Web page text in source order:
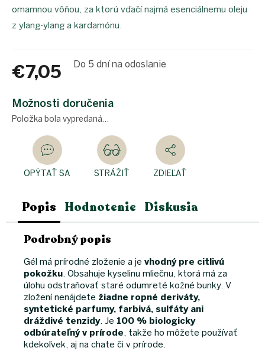
€7,05
cena:
Do 5 dní na odoslanie
Možnosti doručenia
Položka bola vypredaná…
omamnou vôňou, za ktorú vďačí najmä esenciálnemu oleju
z ylang-ylang a kardamónu.
OPÝTAŤ SA STRÁŽIŤ ZDIEĽAŤ
Popis Hodnotenie Diskusia
Podrobný popis
Gél má prírodné zloženie a je vhodný pre citlivú
pokožku. Obsahuje kyselinu mliečnu, ktorá má za
úlohu odstraňovať staré odumreté kožné bunky. V
zložení nenájdete žiadne ropné deriváty,
syntetické parfumy, farbivá, sulfáty ani
dráždivé tenzidy. Je 100 % biologicky
odbúrateľný v prírode, takže ho môžete používať
kdekoľvek, aj na chate či v prírode.